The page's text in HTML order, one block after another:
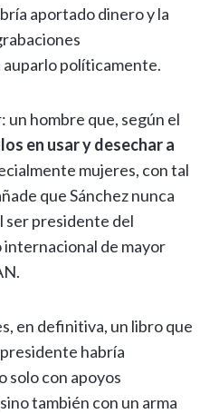
aportado dinero y la
políticamente.
hombre que, según el
en usar y desechar a
mujeres, con tal
que Sánchez nunca
ser presidente del
internacional de mayor
en definitiva, un libro que
habría
solo con apoyos
también con un arma